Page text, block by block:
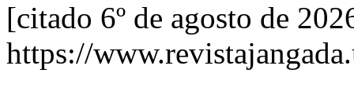
[citado 6º de agosto de
https://